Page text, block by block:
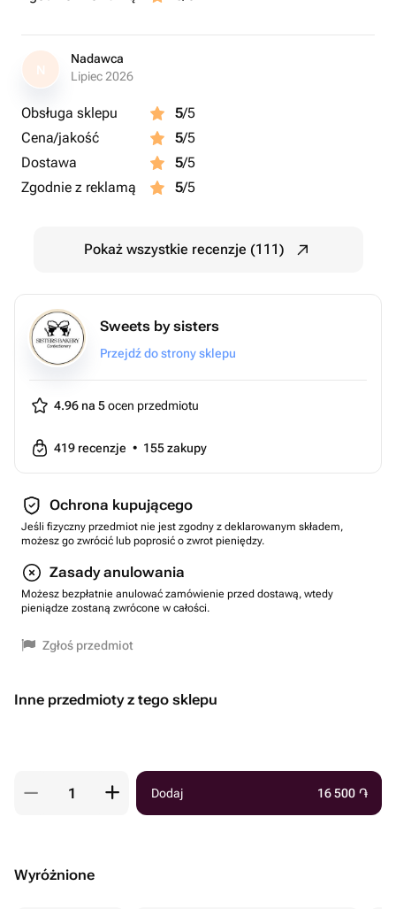
N
Nadawca
Lipiec 2026
Obsługa sklepu 5/5
Cena/jakość
5/5
Dostawa
5/5
Zgodnie z reklamą
5/5
Pokaż wszystkie recenzje (111)
Sweets by sisters
Przejdź do strony sklepu
4.96 na 5ocen przedmiotu
419 recenzje • 155zakupy
Ochrona kupującego
Jeśli fizyczny przedmiot nie jest zgodny z deklarowanym składem,
możesz go zwrócić lub poprosić o zwrot pieniędzy.
Zasady anulowania
Możesz bezpłatnie anulować zamówienie przed dostawą, wtedy
pieniądze zostaną zwrócone w całości.
Zgłoś przedmiot
Inne przedmioty z tego sklepu
Dodaj 16 500 ֏
Wyróżnione